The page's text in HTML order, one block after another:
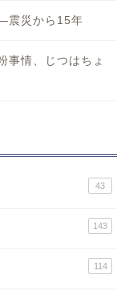
震災から15年
事情、じつはちょ
43
143
114